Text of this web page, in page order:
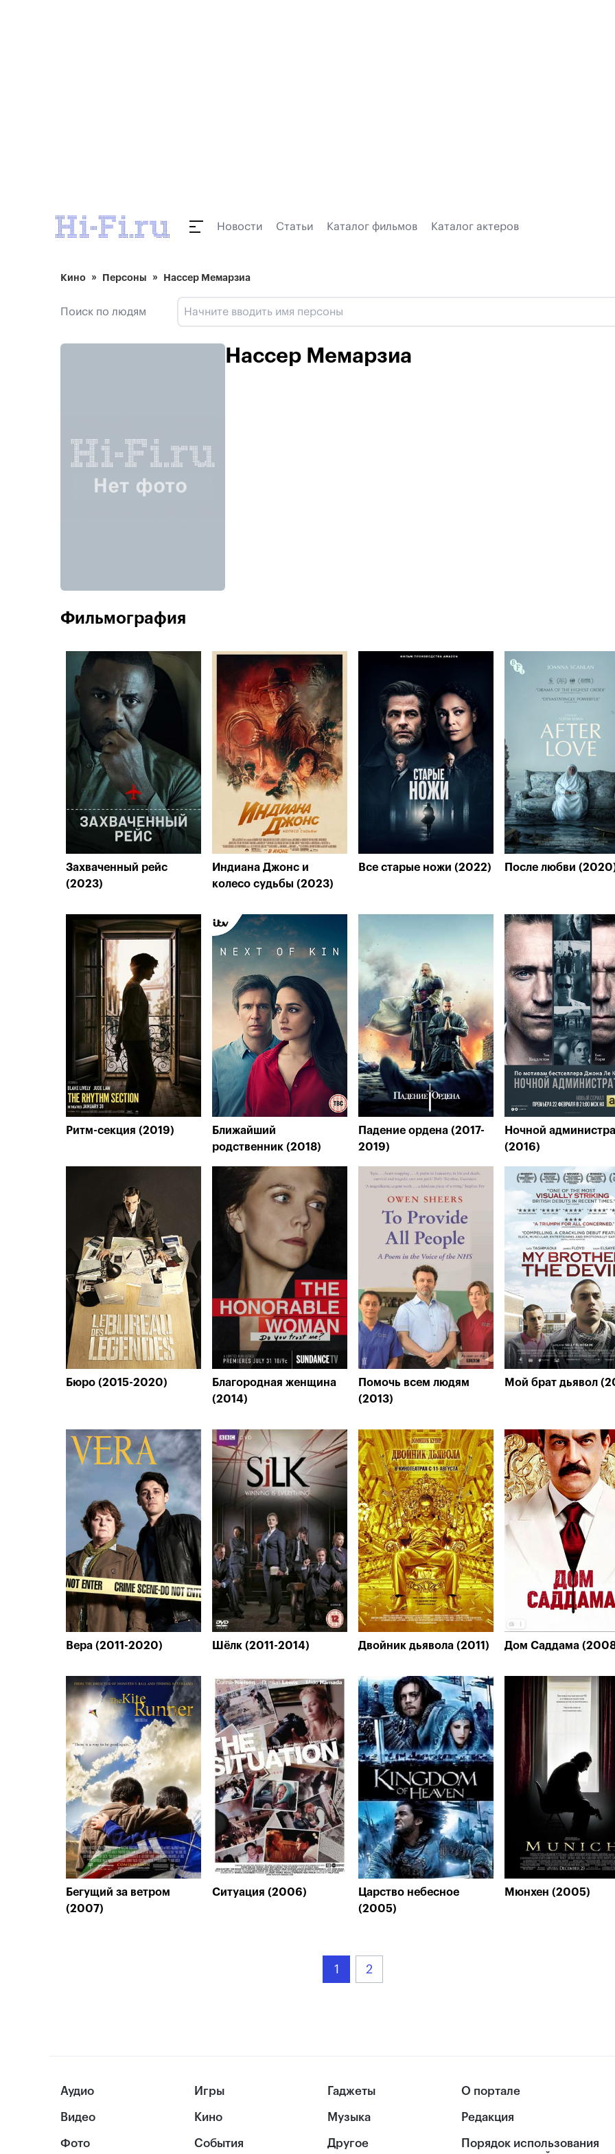
Новости Статьи Каталог фильмов Каталог актеров
Кино Персоны Нассер Мемарзиа
Поиск по людям
Нассер Мемарзиа
Фильмография
Захваченный рейс
(2023)
Индиана Джонс и
колесо судьбы (2023)
Все старые ножи (2022) После любви
Ритм-секция (2019)
Ближайший
родственник (2018)
Падение ордена (2017-
2019)
Ночной
(2016)
Бюро (2015-2020)
Благородная женщина
(2014)
Помочь всем людям
(2013)
Мой брат дьявол
Вера (2011-2020) Шёлк (2011-2014) Двойник дьявола (2011) Дом Саддама
Бегущий за ветром
(2007)
Ситуация (2006)
Царство небесное
(2005)
Мюнхен (2005)
1 2
Аудио
Видео
Фото
Игры
Кино
События
Гаджеты
Музыка
Другое
О портале
Редакция
Порядок использования